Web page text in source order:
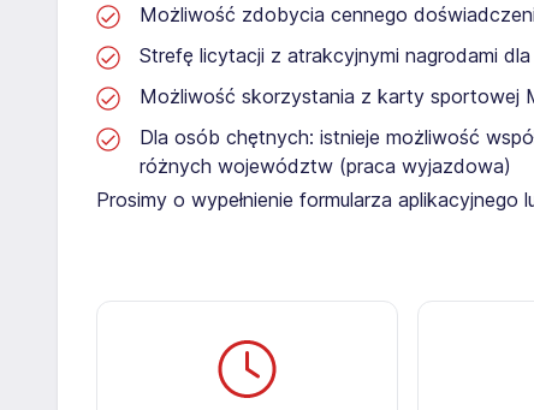
Możliwość zdobycia cennego
Strefę licytacji z atrakcyjnymi nagrodami
Możliwość skorzystania z karty sportowej
Dla osób chętnych: istnieje możliwość
różnych województw (praca wyjazdowa)
Prosimy o wypełnienie formularza